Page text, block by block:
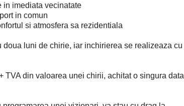
in imediata vecinatate
in comun
si atmosfera sa rezidentiala
luni de chirie, iar inchirierea se realizeaza cu
TVA din valoarea unei chirii, achitat o singura data